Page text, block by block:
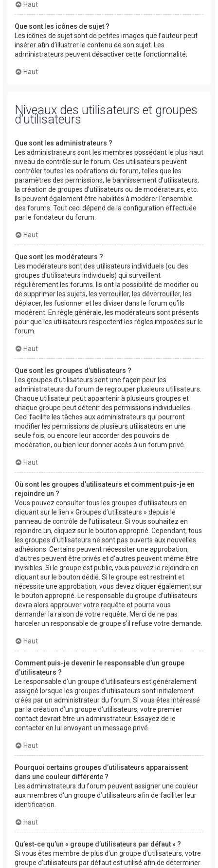
Haut
Que sont les icônes de sujet ?
Les icônes de sujet sont de petites images que l’auteur peut
insérer afin d’illustrer le contenu de son sujet. Les
administrateurs peuvent désactiver cette fonctionnalité.
Haut
Niveaux des utilisateurs et groupes
d’utilisateurs
Que sont les administrateurs ?
Les administrateurs sont les membres possédant le plus haut
niveau de contrôle sur le forum. Ces utilisateurs peuvent
contrôler toutes les opérations du forum, telles que les
paramètres des permissions, le bannissement d’utilisateurs,
la création de groupes d’utilisateurs ou de modérateurs, etc.
Ils peuvent également être habilités à modérer l’ensemble
des forums. Tout ceci dépend de la configuration effectuée
par le fondateur du forum.
Haut
Que sont les modérateurs ?
Les modérateurs sont des utilisateurs individuels (ou des
groupes d’utilisateurs individuels) qui surveillent
régulièrement les forums. Ils ont la possibilité de modifier ou
de supprimer les sujets, les verrouiller, les déverrouiller, les
déplacer, les fusionner et les diviser dans le forum qu’ils
modèrent. En règle générale, les modérateurs sont présents
pour que les utilisateurs respectent les règles imposées sur le
forum.
Haut
Que sont les groupes d’utilisateurs ?
Les groupes d’utilisateurs sont une façon pour les
administrateurs du forum de regrouper plusieurs utilisateurs.
Chaque utilisateur peut appartenir à plusieurs groupes et
chaque groupe peut détenir des permissions individuelles.
Ceci facilite les tâches aux administrateurs qui pourront
modifier les permissions de plusieurs utilisateurs en une
seule fois, ou encore leur accorder des pouvoirs de
modération, ou bien leur donner accès à un forum privé.
Haut
Où sont les groupes d’utilisateurs et comment puis-je en
rejoindre un ?
Vous pouvez consulter tous les groupes d’utilisateurs en
cliquant sur le lien « Groupes d’utilisateurs » depuis le
panneau de contrôle de l’utilisateur. Si vous souhaitez en
rejoindre un, cliquez sur le bouton approprié. Cependant, tous
les groupes d’utilisateurs ne sont pas ouverts aux nouvelles
adhésions. Certains peuvent nécessiter une approbation,
d’autres peuvent être privés et d’autres peuvent même être
invisibles. Si le groupe est public, vous pouvez le rejoindre en
cliquant sur le bouton dédié. Si le groupe est restreint et
nécessite une approbation, vous devez cliquer également sur
le bouton approprié. Le responsable du groupe d’utilisateurs
devra alors approuver votre requête et pourra vous
demander la raison de votre requête. Merci de ne pas
harceler un responsable de groupe s’il refuse votre demande.
Haut
Comment puis-je devenir le responsable d’un groupe
d’utilisateurs ?
Le responsable d’un groupe d’utilisateurs est généralement
assigné lorsque les groupes d’utilisateurs sont initialement
créés par un administrateur du forum. Si vous êtes intéressé
par la création d’un groupe d’utilisateurs, votre premier
contact devrait être un administrateur. Essayez de le
contacter en lui envoyant un message privé.
Haut
Pourquoi certains groupes d’utilisateurs apparaissent
dans une couleur différente ?
Les administrateurs du forum peuvent assigner une couleur
aux membres d’un groupe d’utilisateurs afin de faciliter leur
identification.
Haut
Qu’est-ce qu’un « groupe d’utilisateurs par défaut » ?
Si vous êtes membre de plus d’un groupe d’utilisateurs, votre
groupe d’utilisateurs par défaut est utilisé afin de déterminer